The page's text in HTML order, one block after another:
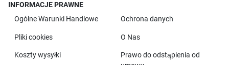
INFORMACJE PRAWNE
Ogólne Warunki Handlowe
Ochrona danych
Pliki cookies O Nas
Koszty wysyłki
Prawo do odstąpienia od